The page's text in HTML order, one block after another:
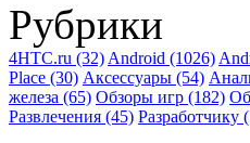
Рубрики
4HTC.ru (32) Android (1026)
Place (30) Аксессуары (54)
железа (65) Обзоры игр (182)
Развлечения (45) Разработчику